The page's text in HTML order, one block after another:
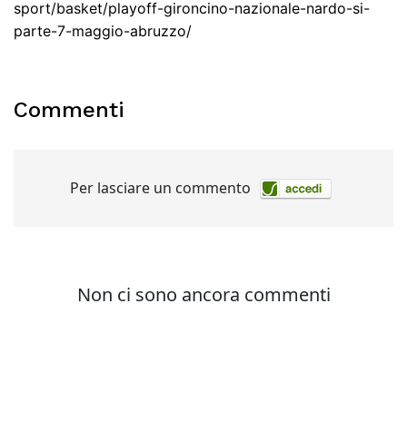
sport/basket/playoff-gironcino-nazionale-nardo-si-
parte-7-maggio-abruzzo/
Commenti